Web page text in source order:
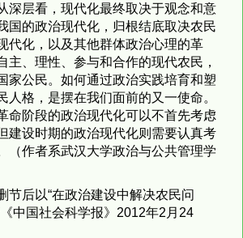
层看，现代化最终取决于观念和意
国的政治现代化，归根结底取决农民
代化，以及其他群体政治心理的革
主、理性、参与和合作的现代农民，
家公民。如何通过政治实践培育和塑
人格，是摆在我们面前的又一使命。
命阶段的政治现代化可以不首先考虑
建设时期的政治现代化则需要认真考
（作者系武汉大学政治与公共管理学
后以“在政治建设中解决农民问
中国社会科学报》2012年2月24